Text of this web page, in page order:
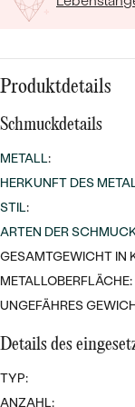
PLATIN
SILBER
SCHMUCK
LUXURIÖSE
LUXURIÖSE
Produktdetails
Schmuckdetails
METALL:
HERKUNFT DES
STIL:
ARTEN DER
GESAMTGEWICHT IN
METALLOBERFLÄCHE:
UNGEFÄHRES
Details des
TYP:
ANZAHL: